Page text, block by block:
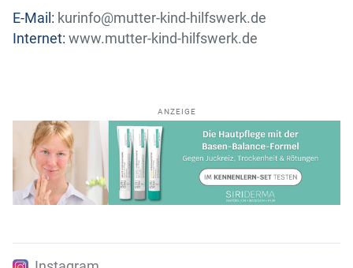
E-Mail: kurinfo@mutter-kind-hilfswerk.de
Internet: www.mutter-kind-hilfswerk.de
ANZEIGE